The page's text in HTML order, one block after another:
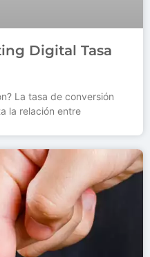
Digital Tasa
La tasa de conversión
la relación entre